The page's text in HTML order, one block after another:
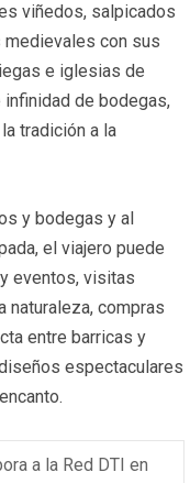
viñedos, salpicados
con sus
e iglesias de
de bodegas,
tradición a la
y bodegas y al
el viajero puede
eventos, visitas
naturaleza, compras
entre barricas y
espectaculares
a la Red DTI en